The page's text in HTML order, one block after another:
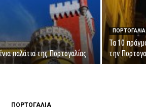
παλάτια της Πορτογαλίας
ΠΟΡΤΟΓΑΛΙΑ
Τα 10
την
ΠΟΡΤΟΓΑΛΙΑ